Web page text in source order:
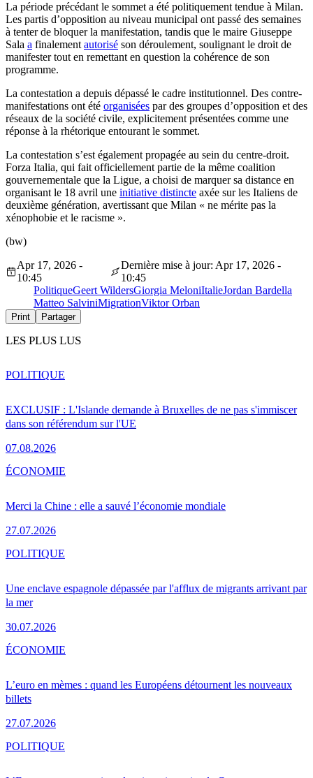
La période précédant le sommet a été politiquement tendue à Milan.
Les partis d’opposition au niveau municipal ont passé des semaines
à tenter de bloquer la manifestation, tandis que le maire Giuseppe
Sala a finalement autorisé son déroulement, soulignant le droit de
manifester tout en remettant en question la cohérence de son
programme.
La contestation a depuis dépassé le cadre institutionnel. Des contre-
manifestations ont été organisées par des groupes d’opposition et des
réseaux de la société civile, explicitement présentées comme une
réponse à la rhétorique entourant le sommet.
La contestation s’est également propagée au sein du centre-droit.
Forza Italia, qui fait officiellement partie de la même coalition
gouvernementale que la Ligue, a choisi de marquer sa distance en
organisant le 18 avril une initiative distincte axée sur les Italiens de
deuxième génération, avertissant que Milan « ne mérite pas la
xénophobie et le racisme ».
(bw)
Apr 17, 2026 -
10:45
Dernière mise à jour: Apr 17, 2026 -
10:45
PolitiqueGeert WildersGiorgia MeloniItalieJordan Bardella
Matteo SalviniMigrationViktor Orban
Print Partager
LES PLUS LUS
EXCLUSIF : L'Islande demande à Bruxelles de ne pas s'immiscer
dans son référendum sur l'UE
07.08.2026
POLITIQUE
Merci la Chine : elle a sauvé l’économie mondiale
27.07.2026
ÉCONOMIE
Une enclave espagnole dépassée par l'afflux de migrants arrivant par
la mer
30.07.2026
POLITIQUE
L’euro en mèmes : quand les Européens détournent les nouveaux
billets
27.07.2026
ÉCONOMIE
POLITIQUE